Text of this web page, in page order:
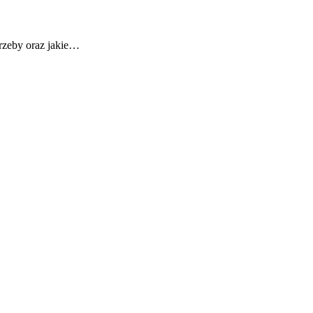
oraz jakie…